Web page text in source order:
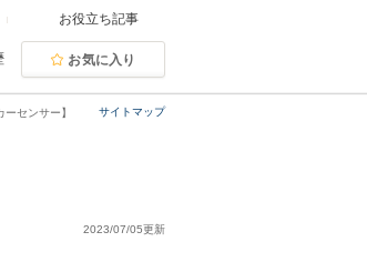
お役立ち記事
お気に入り
サイトマップ
センサー】
2023/07/05更新